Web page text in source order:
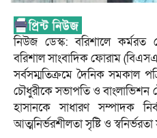
নিউজ ডেস্ক: বরিশালে কর্মরত
বরিশাল সাংবাদিক ফোরাম
সর্বসম্মতিক্রমে দৈনিক সমকাল
চৌধুরীকে সভাপতি ও বাংলাভিশন
হাসানকে সাধারণ সম্পাদক
আত্মনির্ভরশীলতা সৃষ্টি ও